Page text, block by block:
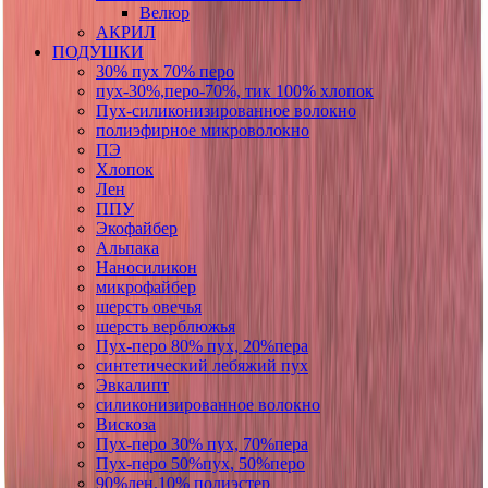
Велюр
АКРИЛ
ПОДУШКИ
30% пух 70% перо
пух-30%,перо-70%, тик 100% хлопок
Пух-силиконизированное волокно
полиэфирное микроволокно
ПЭ
Хлопок
Лен
ППУ
Экофайбер
Альпака
Наносиликон
микрофайбер
шерсть овечья
шерсть верблюжья
Пух-перо 80% пух, 20%пера
синтетический лебяжий пух
Эвкалипт
силиконизированное волокно
Вискоза
Пух-перо 30% пух, 70%пера
Пух-перо 50%пух, 50%перо
90%лен,10% полиэстер